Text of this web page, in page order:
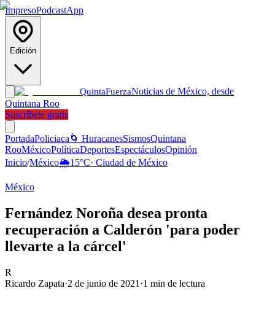
ImpresoPodcastApp
Edición
QuintaFuerzaNoticias de México, desde
Quintana Roo
Suscríbete gratis
PortadaPoliciaca 🌀 HuracanesSismosQuintana
RooMéxicoPolíticaDeportesEspectáculosOpinión
Inicio/México🌦️15°C· Ciudad de México
México
Fernández Noroña desea pronta
recuperación a Calderón 'para poder
llevarte a la cárcel'
R
Ricardo Zapata·2 de junio de 2021 ·1 min de lectura